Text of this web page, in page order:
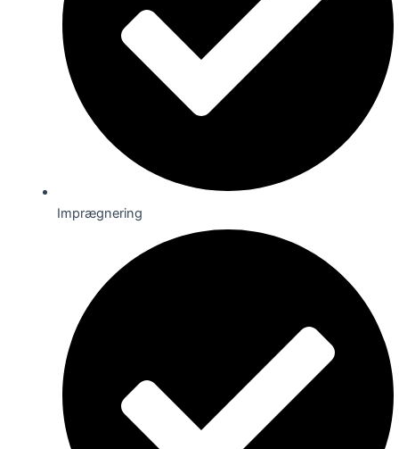
Imprægnering